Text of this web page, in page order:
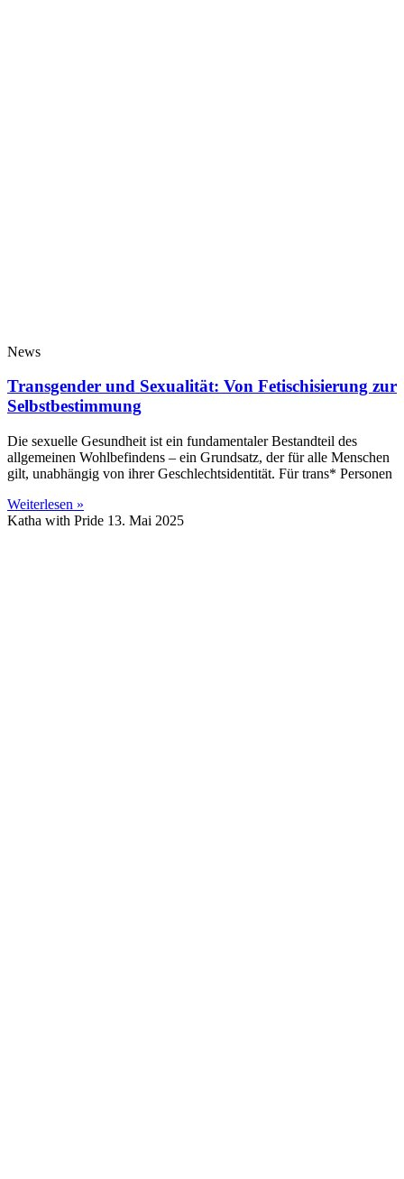
News
Transgender und Sexualität: Von Fetischisierung zur
Selbstbestimmung
Die sexuelle Gesundheit ist ein fundamentaler Bestandteil des
allgemeinen Wohlbefindens – ein Grundsatz, der für alle Menschen
gilt, unabhängig von ihrer Geschlechtsidentität. Für trans* Personen
Weiterlesen »
Katha with Pride 13. Mai 2025